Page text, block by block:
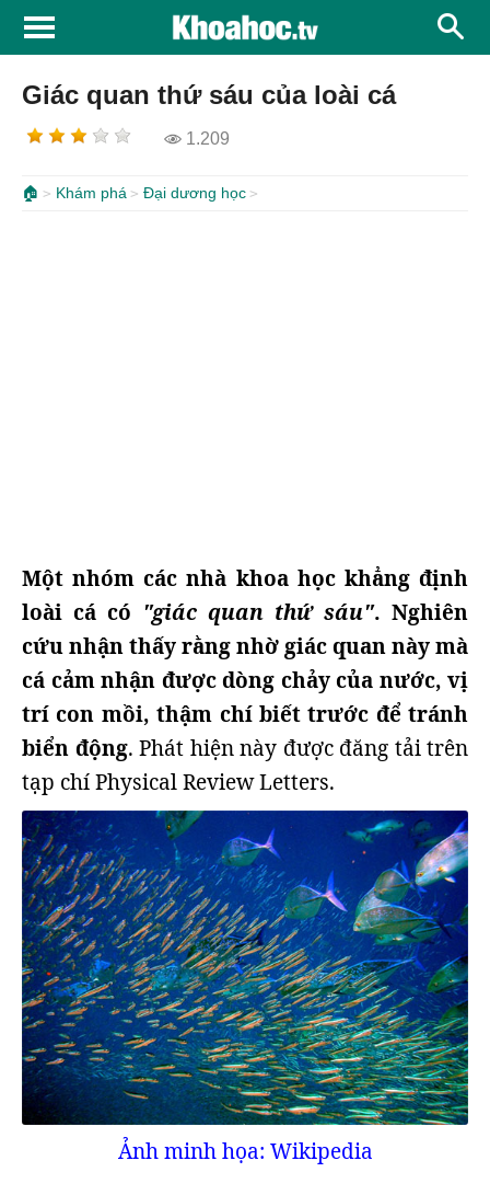
Giác quan thứ sáu của loài cá
1.209
🏠 Khám phá Đại dương học
Một nhóm các nhà khoa học khẳng định
loài cá có "giác quan thứ sáu". Nghiên
cứu nhận thấy rằng nhờ giác quan này mà
cá cảm nhận được dòng chảy của nước, vị
trí con mồi, thậm chí biết trước để tránh
biển động. Phát hiện này được đăng tải trên
tạp chí Physical Review Letters.
Ảnh minh họa: Wikipedia